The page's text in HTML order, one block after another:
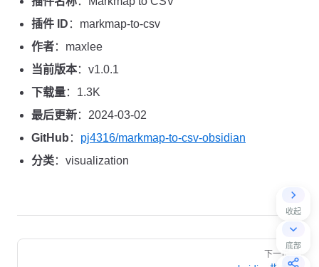
收起
底部
插件 ID ：markmap-to-csv
作者：maxlee
当前版本：v1.0.1
下载量：1.3K
最后更新：2024-03-02
GitHub ： pj4316/markmap-to-csv-obsidian
分类：visualization
Pager
下一页